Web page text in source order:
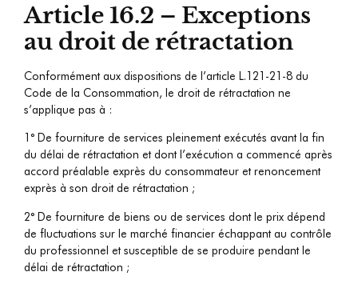
Article 16.2 – Exceptions
au droit de rétractation
Conformément aux dispositions de l’article L.121-21-8 du
Code de la Consommation, le droit de rétractation ne
s’applique pas à :
1° De fourniture de services pleinement exécutés avant la fin
du délai de rétractation et dont l’exécution a commencé après
accord préalable exprès du consommateur et renoncement
exprès à son droit de rétractation ;
2° De fourniture de biens ou de services dont le prix dépend
de fluctuations sur le marché financier échappant au contrôle
du professionnel et susceptible de se produire pendant le
délai de rétractation ;